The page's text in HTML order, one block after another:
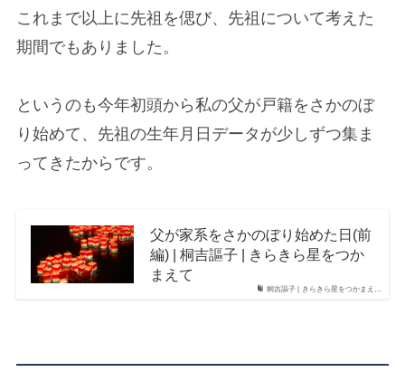
これまで以上に先祖を偲び、先祖について考えた
期間でもありました。
というのも今年初頭から私の父が戸籍をさかのぼ
り始めて、先祖の生年月日データが少しずつ集ま
ってきたからです。
桐吉謳子 | きらきら星をつかまえ…
父が家系をさかのぼり始めた日(前
編) | 桐吉謳子 | きらきら星をつか
まえて